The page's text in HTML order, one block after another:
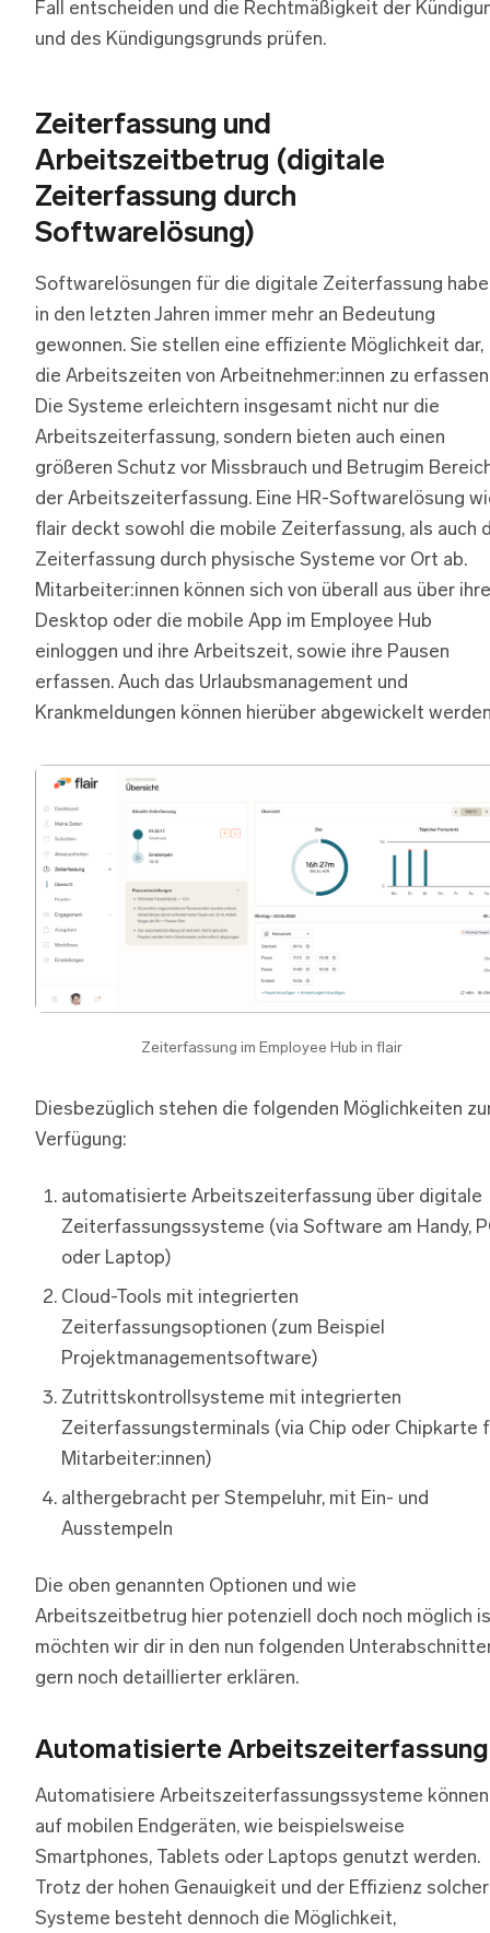
Fall entscheiden und die Rechtmäßigkeit der
und des Kündigungsgrunds prüfen.
Zeiterfassung und
Arbeitszeitbetrug (digitale
Zeiterfassung durch
Softwarelösung)
Softwarelösungen für die digitale Zeiterfassung
in den letzten Jahren immer mehr an Bedeutung
gewonnen. Sie stellen eine effiziente Möglichkeit dar,
die Arbeitszeiten von Arbeitnehmer:innen zu
Die Systeme erleichtern insgesamt nicht nur die
Arbeitszeiterfassung, sondern bieten auch einen
größeren Schutz vor Missbrauch und Betrugim
der Arbeitszeiterfassung. Eine HR-Softwarelösung
flair deckt sowohl die mobile Zeiterfassung, als auch
Zeiterfassung durch physische Systeme vor Ort ab.
Mitarbeiter:innen können sich von überall aus über
Desktop oder die mobile App im Employee Hub
einloggen und ihre Arbeitszeit, sowie ihre Pausen
erfassen. Auch das Urlaubsmanagement und
Krankmeldungen können hierüber abgewickelt
Zeiterfassung im Employee Hub in flair
Diesbezüglich stehen die folgenden Möglichkeiten
Verfügung:
automatisierte Arbeitszeiterfassung über digitale
Zeiterfassungssysteme (via Software am Handy,
oder Laptop)
Cloud-Tools mit integrierten
Zeiterfassungsoptionen (zum Beispiel
Projektmanagementsoftware)
Zutrittskontrollsysteme mit integrierten
Zeiterfassungsterminals (via Chip oder Chipkarte
Mitarbeiter:innen)
althergebracht per Stempeluhr, mit Ein- und
Ausstempeln
Die oben genannten Optionen und wie
Arbeitszeitbetrug hier potenziell doch noch möglich
möchten wir dir in den nun folgenden
gern noch detaillierter erklären.
Automatisierte Arbeitszeiterfassung
Automatisiere Arbeitszeiterfassungssysteme können
auf mobilen Endgeräten, wie beispielsweise
Smartphones, Tablets oder Laptops genutzt werden.
Trotz der hohen Genauigkeit und der Effizienz solcher
Systeme besteht dennoch die Möglichkeit,